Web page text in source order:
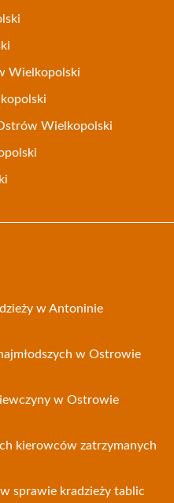
Wielkopolski
Wielkopolski
w Antoninie
w Ostrowie
w Ostrowie
kierowców zatrzymanych
sprawie kradzieży tablic